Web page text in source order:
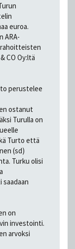
euroa.
ARA-
CO Oy:ltä
perustelee
ostanut
Turulla on
Turto että
(sd)
Turku olisi
on
investointi.
arvoksi